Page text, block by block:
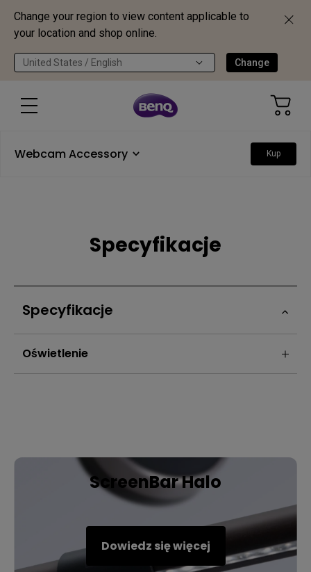
Change your region to view content applicable to
your location and shop online.
United States / English Change
Webcam Accessory Kup
Specyfikacje
Specyfikacje
Oświetlenie
ScreenBar Halo
Dowiedz się więcej